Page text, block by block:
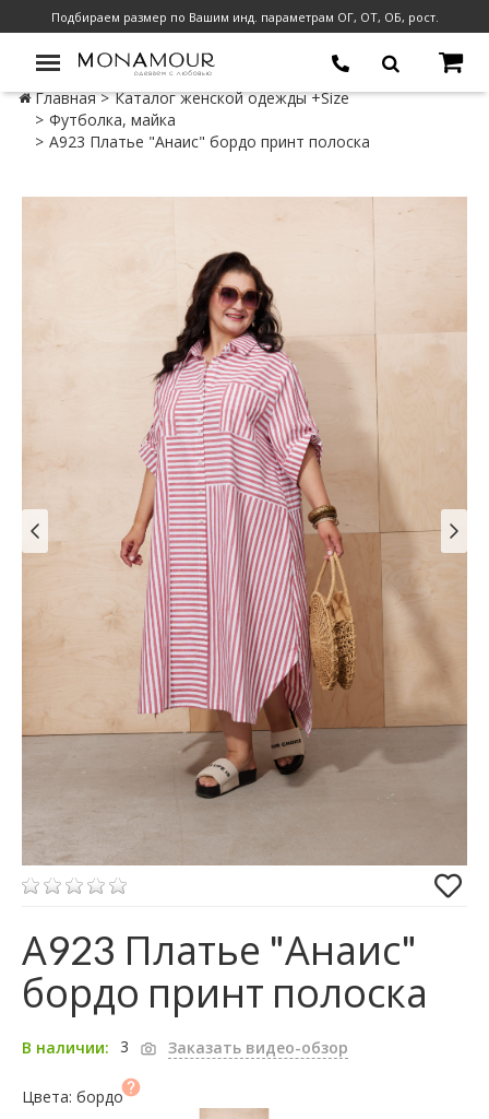
Подбираем размер по Вашим инд. параметрам ОГ, ОТ, ОБ, рост.
Главная
Каталог женской одежды +Size
Футболка, майка
А923 Платье "Анаис" бордо принт полоска
А923 Платье "Анаис"
бордо принт полоска
В наличии: 3 Заказать видео-обзор
Цвета: бордо